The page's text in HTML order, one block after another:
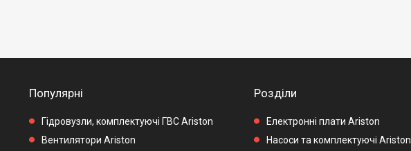
Популярні
Гідровузли, комплектуючі ГВС Ariston
Вентилятори Ariston
Розділи
Електронні плати Ariston
Насоси та комплектуючі Ariston